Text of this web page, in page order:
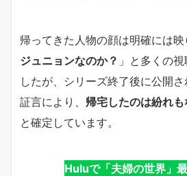
帰ってきた人物の顔は明確には
ジュニョンなのか？ 」と多くの
したが、シリーズ終了後に公開
証言により、 帰宅したのは紛れ
と確定しています。
Huluで「夫婦の世界」